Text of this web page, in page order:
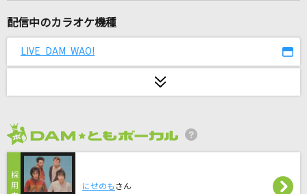
[生音]いつまでも変わらぬ愛を
プノペタリラ
Creepy Nuts
配信中のカラオケ機種
LIVE DAM WAO!
にせのも さん